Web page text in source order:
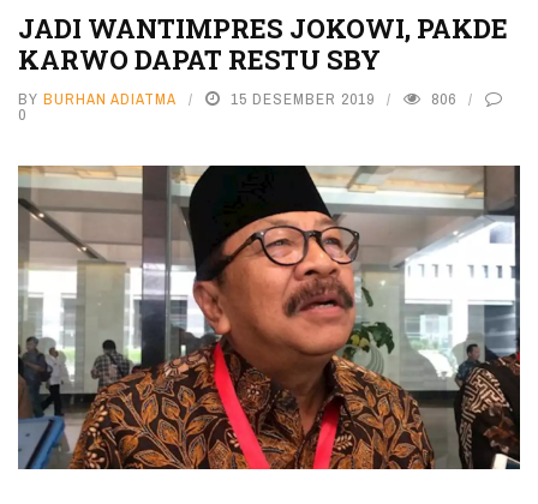
JADI WANTIMPRES JOKOWI, PAKDE
KARWO DAPAT RESTU SBY
BY BURHAN ADIATMA 15 DESEMBER 2019 806
0